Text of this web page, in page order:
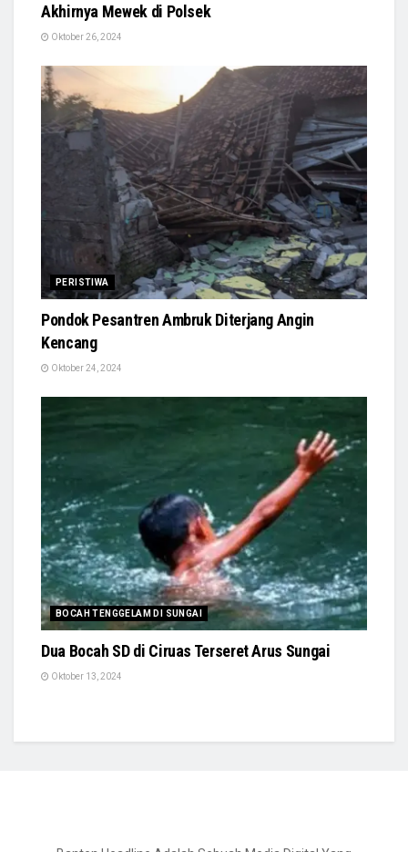
Akhirnya Mewek di Polsek
Oktober 26, 2024
PERISTIWA
Pondok Pesantren Ambruk Diterjang Angin
Kencang
Oktober 24, 2024
BOCAH TENGGELAM DI SUNGAI
Dua Bocah SD di Ciruas Terseret Arus Sungai
Oktober 13, 2024